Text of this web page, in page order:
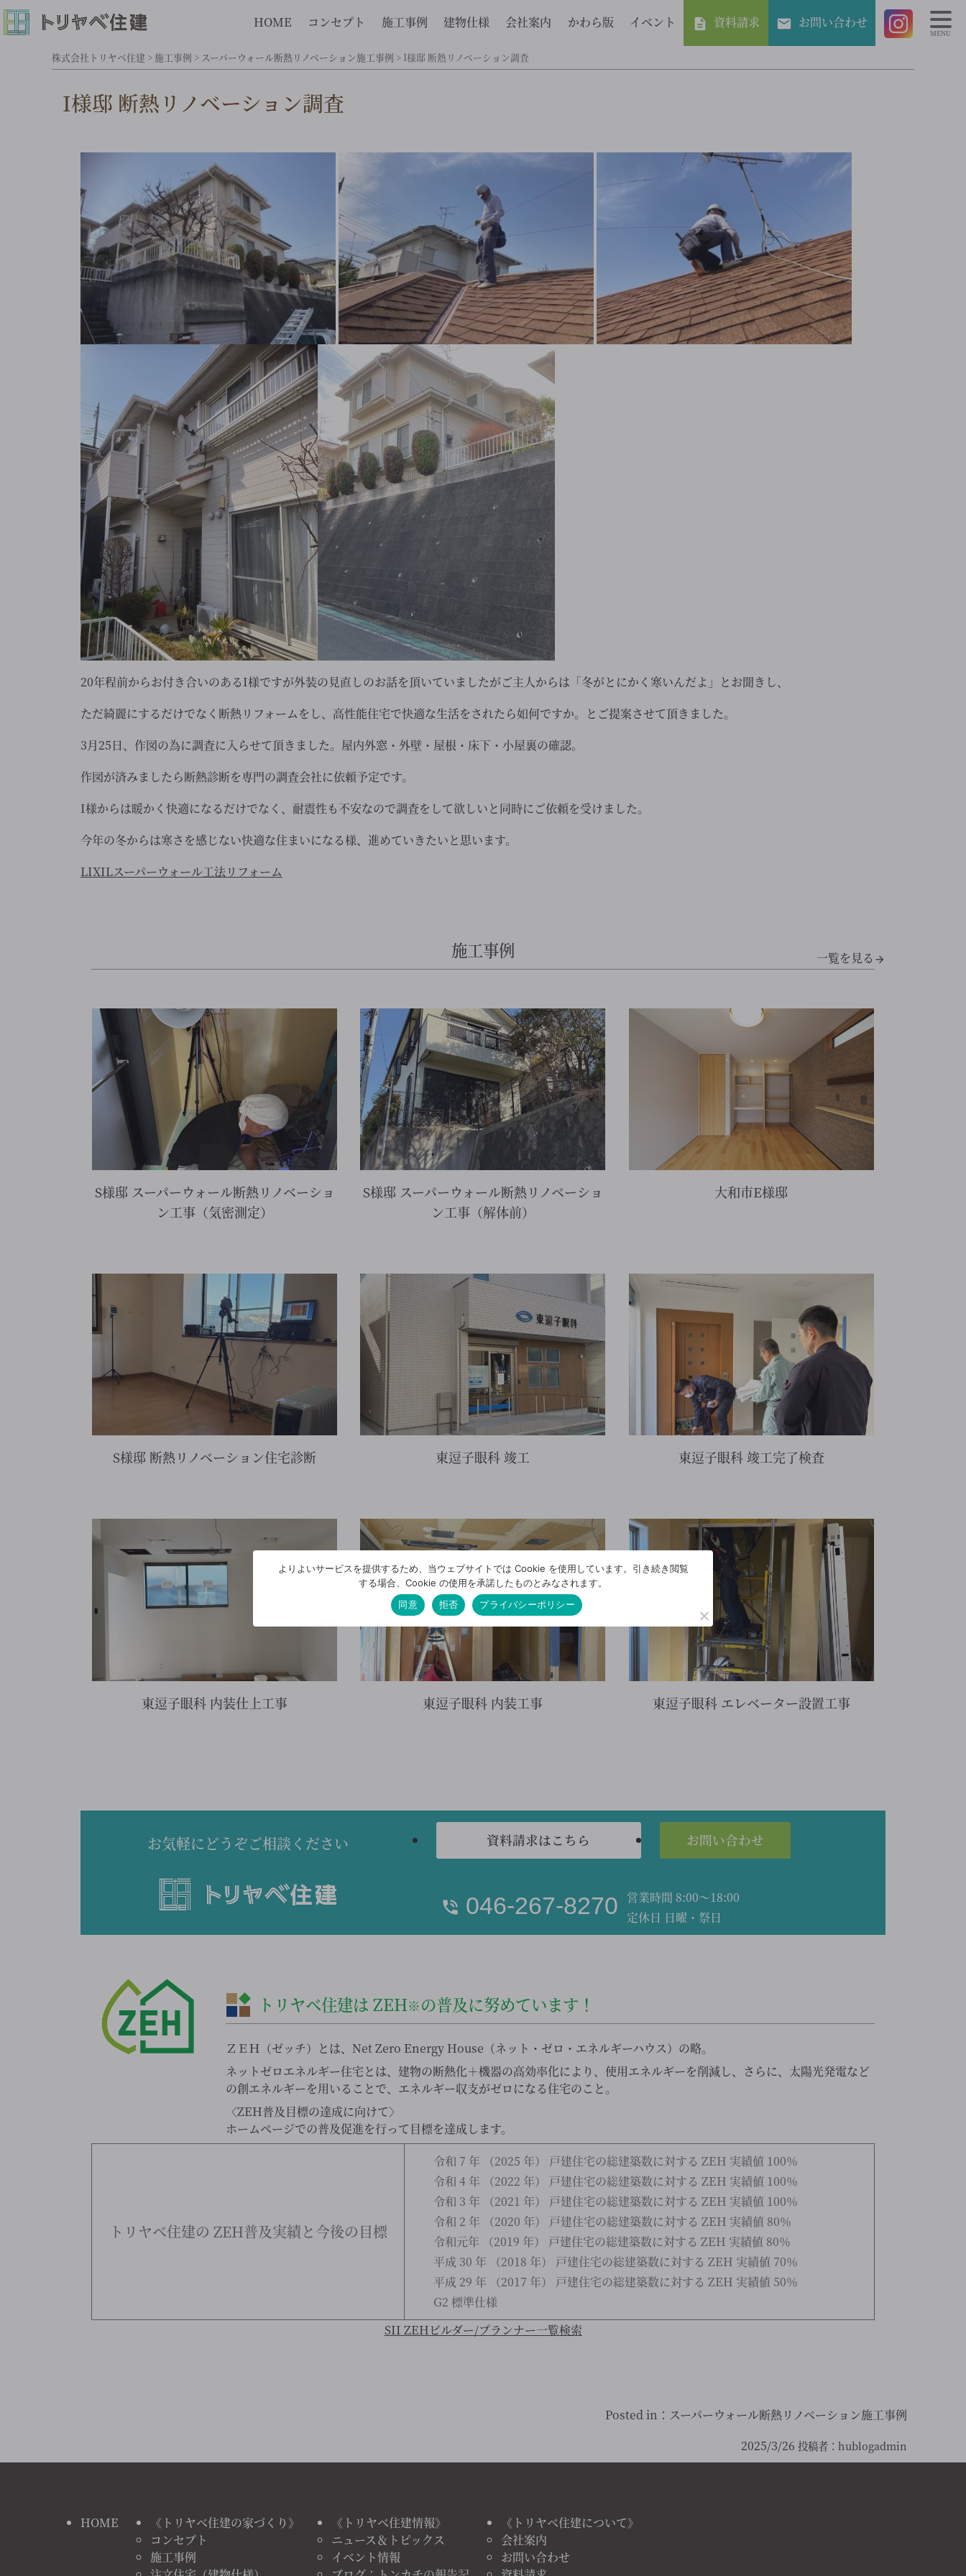
HOME コンセプト 施工事例 建物仕様 会社案内 かわら版 イベント 資料請求 お問い合わせ
株式会社トリヤベ住建 > 施工事例 > スーパーウォール断熱リノベーション施工事例 > I様邸 断熱リノベーション調査
I様邸 断熱リノベーション調査
20年程前からお付き合いのあるI様ですが外装の見直しのお話を頂いていましたがご主人からは「冬がとにかく寒いんだよ」とお聞きし、
ただ綺麗にするだけでなく断熱リフォームをし、高性能住宅で快適な生活をされたら如何ですか。とご提案させて頂きました。
3月25日、作図の為に調査に入らせて頂きました。屋内外窓・外壁・屋根・床下・小屋裏の確認。
作図が済みましたら断熱診断を専門の調査会社に依頼予定です。
I様からは暖かく快適になるだけでなく、耐震性も不安なので調査をして欲しいと同時にご依頼を受けました。
今年の冬からは寒さを感じない快適な住まいになる様、進めていきたいと思います。
LIXILスーパーウォール工法リフォーム
施工事例
S様邸 スーパーウォール断熱リノベーショ
ン工事（気密測定）
S様邸 スーパーウォール断熱リノベーショ
ン工事（解体前）
大和市E様邸
S様邸 断熱リノベーション住宅診断 東逗子眼科 竣工 東逗子眼科 竣工完了検査
東逗子眼科 内装仕上工事 東逗子眼科 内装工事 東逗子眼科 エレベーター設置工事
一覧を見る
お気軽にどうぞご相談ください 資料請求はこちら お問い合わせ
046-267-8270
営業時間 8:00～18:00
定休日 日曜・祭日
トリヤベ住建は ZEH※の普及に努めています！
ＺＥＨ（ゼッチ）とは、Net Zero Energy House（ネット・ゼロ・エネルギーハウス）の略。
ネットゼロエネルギー住宅とは、建物の断熱化＋機器の高効率化により、使用エネルギーを削減し、さらに、太陽光発電など
の創エネルギーを用いることで、エネルギー収支がゼロになる住宅のこと。
〈ZEH普及目標の達成に向けて〉
ホームページでの普及促進を行って目標を達成します。
トリヤベ住建の ZEH普及実績と今後の目標
令和 7 年 （2025 年） 戸建住宅の総建築数に対する ZEH 実績値 100％
令和 4 年 （2022 年） 戸建住宅の総建築数に対する ZEH 実績値 100％
令和 3 年 （2021 年） 戸建住宅の総建築数に対する ZEH 実績値 100％
令和 2 年 （2020 年） 戸建住宅の総建築数に対する ZEH 実績値 80％
令和元年 （2019 年） 戸建住宅の総建築数に対する ZEH 実績値 80％
平成 30 年 （2018 年） 戸建住宅の総建築数に対する ZEH 実績値 70％
平成 29 年 （2017 年） 戸建住宅の総建築数に対する ZEH 実績値 50％
G2 標準仕様
SII ZEHビルダー/プランナー一覧検索
Posted in： スーパーウォール断熱リノベーション施工事例
2025/3/26 投稿者： hublogadmin
MENU
HOME
《トリヤベ住建の家づくり》
コンセプト
施工事例
《トリヤベ住建情報》
ニュース＆トピックス
イベント情報
《トリヤベ住建について》
会社案内
お問い合わせ
よりよいサービスを提供するため、当ウェブサイトでは Cookie を使用しています。引き続き閲覧
する場合、Cookie の使用を承諾したものとみなされます。
同意
拒否 プライバシーポリシー